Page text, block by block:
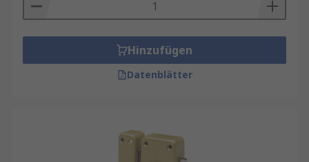
Hinzufügen
Datenblätter